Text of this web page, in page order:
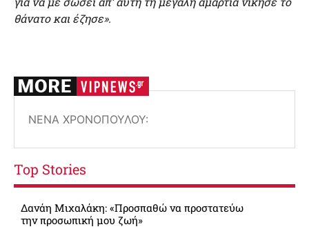
θάνατο και έζησε».
ΝΈΝΑ ΧΡΟΝΟΠΟΎΛΟΥ:
Top Stories
Δανάη Μιχαλάκη: «Προσπαθώ να προστατεύω
την προσωπική μου ζωή»